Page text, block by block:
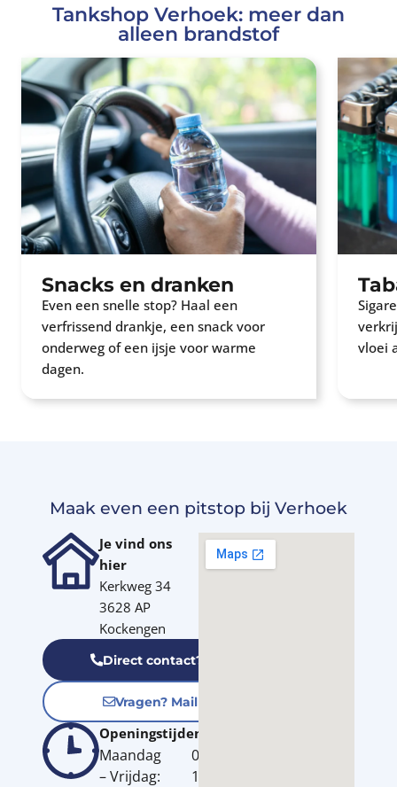
Tankshop Verhoek: meer dan
alleen brandstof
Snacks en dranken
Even een snelle stop? Haal een
verfrissend drankje, een snack voor
onderweg of een ijsje voor warme
dagen.
vloei
Maak even een pitstop bij Verhoek
Je vind ons
hier
Kerkweg 34
3628 AP
Kockengen
Direct contact? Bel ons nu!
Vragen? Mail ons direct
Openingstijden
Maandag
– Vrijdag:
07:00 –
18:00